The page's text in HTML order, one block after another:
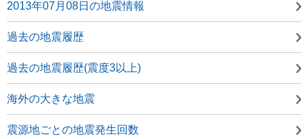
2013年07月08日の地震情報
過去の地震履歴
過去の地震履歴(震度3以上)
海外の大きな地震
震源地ごとの地震発生回数